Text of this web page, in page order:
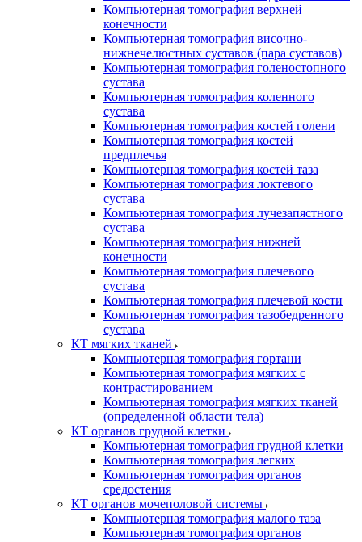
Компьютерная томография верхней
конечности
Компьютерная томография височно-
нижнечелюстных суставов (пара суставов)
Компьютерная томография голеностопного
сустава
Компьютерная томография коленного
сустава
Компьютерная томография костей голени
Компьютерная томография костей
предплечья
Компьютерная томография костей таза
Компьютерная томография локтевого
сустава
Компьютерная томография лучезапястного
сустава
Компьютерная томография нижней
конечности
Компьютерная томография плечевого
сустава
Компьютерная томография плечевой кости
Компьютерная томография тазобедренного
сустава
КТ мягких тканей
Компьютерная томография гортани
Компьютерная томография мягких с
контрастированием
Компьютерная томография мягких тканей
(определенной области тела)
КТ органов грудной клетки
Компьютерная томография грудной клетки
Компьютерная томография легких
Компьютерная томография органов
средостения
КТ органов мочеполовой системы
Компьютерная томография малого таза
Компьютерная томография органов